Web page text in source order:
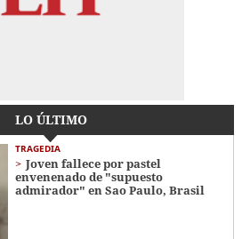
LO ÚLTIMO
TRAGEDIA
Joven fallece por pastel
envenenado de "supuesto
admirador" en Sao Paulo, Brasil